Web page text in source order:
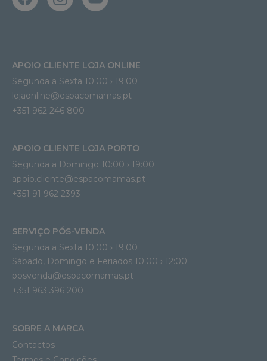
APOIO CLIENTE LOJA ONLINE
Segunda a Sexta 10:00 › 19:00
lojaonline@espacomamas.pt
+351 962 246 800
APOIO CLIENTE LOJA PORTO
Segunda a Domingo 10:00 › 19:00
apoio.cliente@espacomamas.pt
+351 91 962 2393
SERVIÇO PÓS-VENDA
Segunda a Sexta 10:00 › 19:00
Sábado, Domingo e Feriados 10:00 › 12:00
posvenda@espacomamas.pt
+351 963 396 200
SOBRE A MARCA
Contactos